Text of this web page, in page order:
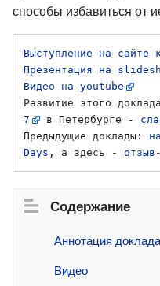
способы избавиться от
Выступление на сайте
Презентация на
Видео на youtube
Развитие этого
7
в Петербурге -
Предыдущие доклады:
Days , а здесь -
Содержание
Аннотация доклада
Видео